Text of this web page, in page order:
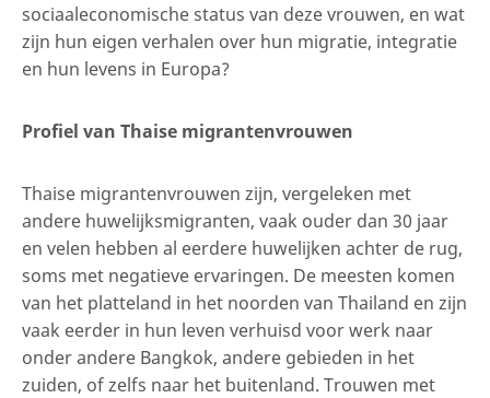
sociaaleconomische status van deze vrouwen, en wat
zijn hun eigen verhalen over hun migratie, integratie
en hun levens in Europa?
Profiel van Thaise migrantenvrouwen
Thaise migrantenvrouwen zijn, vergeleken met
andere huwelijksmigranten, vaak ouder dan 30 jaar
en velen hebben al eerdere huwelijken achter de rug,
soms met negatieve ervaringen. De meesten komen
van het platteland in het noorden van Thailand en zijn
vaak eerder in hun leven verhuisd voor werk naar
onder andere Bangkok, andere gebieden in het
zuiden, of zelfs naar het buitenland. Trouwen met